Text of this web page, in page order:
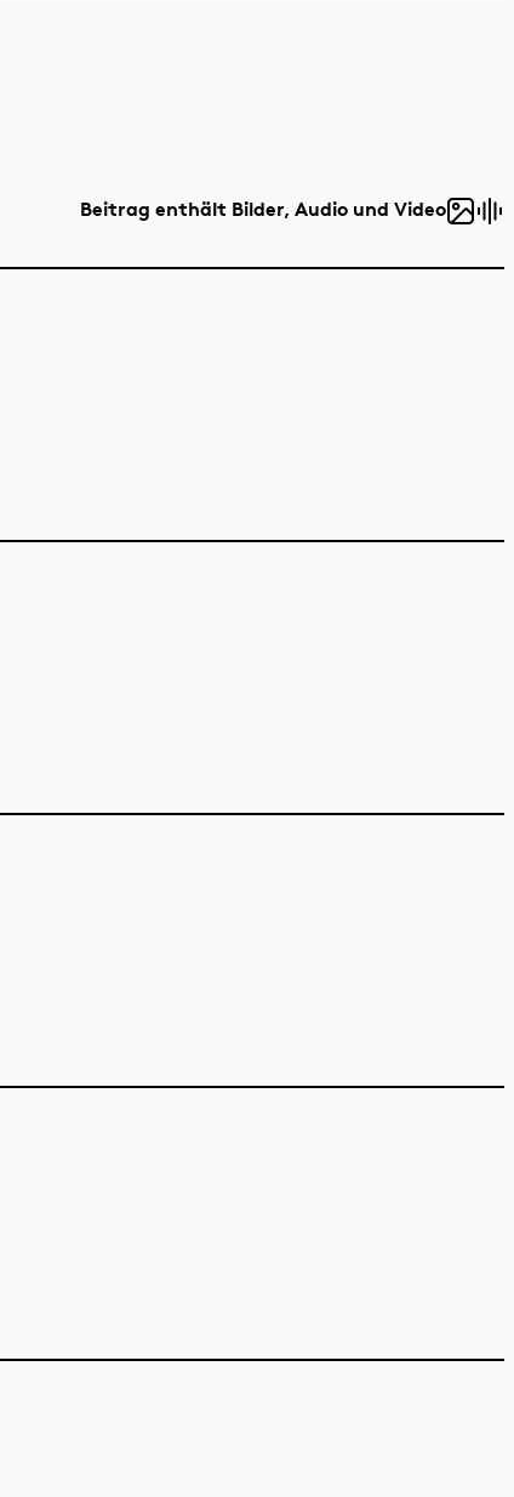
Beitrag enthält Bilder, Audio und Video